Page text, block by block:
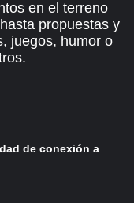
en el terreno
propuestas y
juegos, humor o
de conexión a